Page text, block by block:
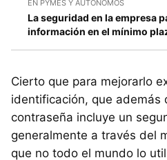
EN PYMES Y AUTONOMOS
La seguridad en la empresa
información en el mínimo
Cierto que para mejorarlo
identificación, que además
contraseña incluye un
generalmente a través del
que no todo el mundo lo